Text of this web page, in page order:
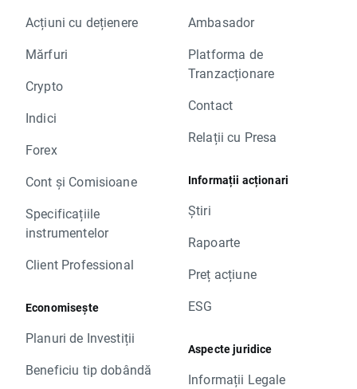
Acțiuni cu dețienere
Mărfuri
Crypto
Indici
Forex
Cont și Comisioane
Specificațiile
instrumentelor
Client Professional
Economisește
Planuri de Investiții
Beneficiu tip dobândă
Ambasador
Platforma de
Tranzacționare
Contact
Relații cu Presa
Informații acționari
Știri
Rapoarte
Preț acțiune
ESG
Aspecte juridice
Informații Legale